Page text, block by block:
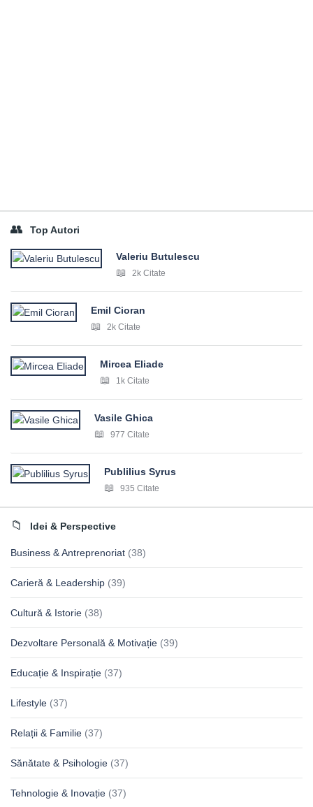
Top Autori
Valeriu Butulescu
2k Citate
Emil Cioran
2k Citate
Mircea Eliade
1k Citate
Vasile Ghica
977 Citate
Publilius Syrus
935 Citate
Idei & Perspective
Business & Antreprenoriat (38)
Carieră & Leadership (39)
Cultură & Istorie (38)
Dezvoltare Personală & Motivație (39)
Educație & Inspirație (37)
Lifestyle (37)
Relații & Familie (37)
Sănătate & Psihologie (37)
Tehnologie & Inovație (37)